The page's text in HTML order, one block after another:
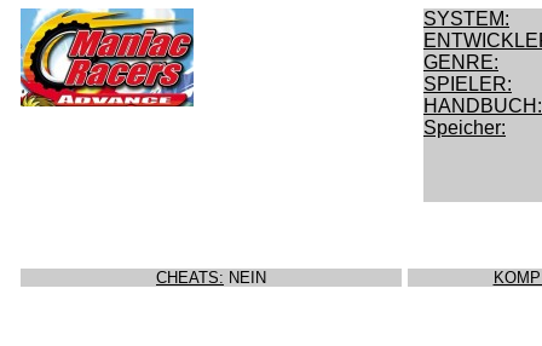
SYSTEM:
GENRE:
SPIELER:
HANDBUCH:
Speicher:
CHEATS: NEIN